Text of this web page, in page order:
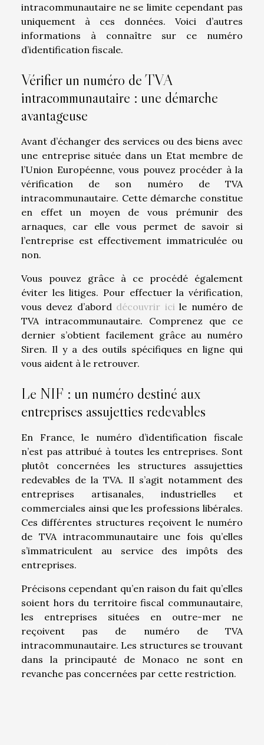
intracommunautaire ne se limite cependant pas
uniquement à ces données. Voici d’autres
informations à connaître sur ce numéro
d’identification fiscale.
Vérifier un numéro de TVA
intracommunautaire : une démarche
avantageuse
Avant d’échanger des services ou des biens avec
une entreprise située dans un Etat membre de
l’Union Européenne, vous pouvez procéder à la
vérification de son numéro de TVA
intracommunautaire. Cette démarche constitue
en effet un moyen de vous prémunir des
arnaques, car elle vous permet de savoir si
l’entreprise est effectivement immatriculée ou
non.
Vous pouvez grâce à ce procédé également
éviter les litiges. Pour effectuer la vérification,
vous devez d’abord découvrir ici le numéro de
TVA intracommunautaire. Comprenez que ce
dernier s’obtient facilement grâce au numéro
Siren. Il y a des outils spécifiques en ligne qui
vous aident à le retrouver.
Le NIF : un numéro destiné aux
entreprises assujetties redevables
En France, le numéro d’identification fiscale
n’est pas attribué à toutes les entreprises. Sont
plutôt concernées les structures assujetties
redevables de la TVA. Il s’agit notamment des
entreprises artisanales, industrielles et
commerciales ainsi que les professions libérales.
Ces différentes structures reçoivent le numéro
de TVA intracommunautaire une fois qu’elles
s’immatriculent au service des impôts des
entreprises.
Précisons cependant qu’en raison du fait qu’elles
soient hors du territoire fiscal communautaire,
les entreprises situées en outre-mer ne
reçoivent pas de numéro de TVA
intracommunautaire. Les structures se trouvant
dans la principauté de Monaco ne sont en
revanche pas concernées par cette restriction.